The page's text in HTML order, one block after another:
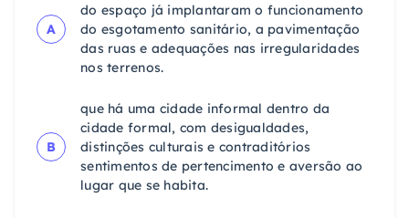
A
do espaço já implantaram o funcionamento
do esgotamento sanitário, a pavimentação
das ruas e adequações nas irregularidades
nos terrenos.
B
que há uma cidade informal dentro da
cidade formal, com desigualdades,
distinções culturais e contraditórios
sentimentos de pertencimento e aversão ao
lugar que se habita.